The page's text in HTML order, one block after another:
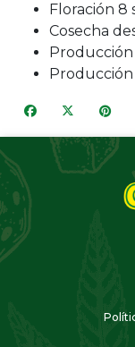
Floración 8
Cosecha